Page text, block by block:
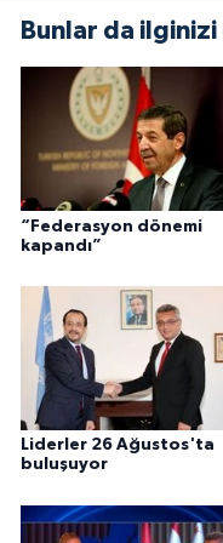
Bunlar da
“Federasyon dönemi
kapandı”
Liderler 26 Ağustos'ta
buluşuyor